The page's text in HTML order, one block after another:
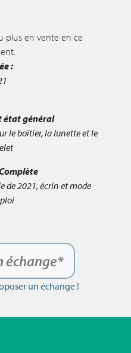
plus en vente en ce
:
état général
le boîtier, la lunette et le
de 2021, écrin et mode
échange*
un échange !